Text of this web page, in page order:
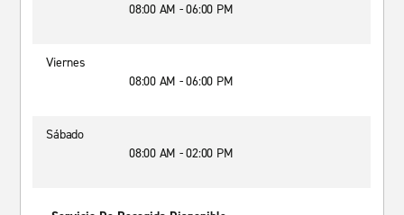
08:00 AM - 06:00 PM
Viernes
08:00 AM - 06:00 PM
Sábado
08:00 AM - 02:00 PM